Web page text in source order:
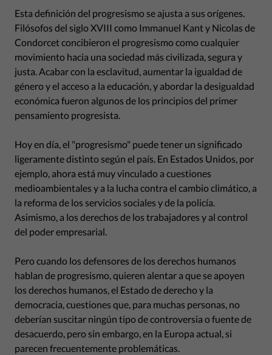
Esta definición del progresismo se ajusta a sus orígenes.
Filósofos del siglo XVIII como Immanuel Kant y Nicolas de
Condorcet concibieron el progresismo como cualquier
movimiento hacia una sociedad más civilizada, segura y
justa. Acabar con la esclavitud, aumentar la igualdad de
género y el acceso a la educación, y abordar la desigualdad
económica fueron algunos de los principios del primer
pensamiento progresista.
Hoy en día, el "progresismo" puede tener un significado
ligeramente distinto según el país. En Estados Unidos, por
ejemplo, ahora está muy vinculado a cuestiones
medioambientales y a la lucha contra el cambio climático, a
la reforma de los servicios sociales y de la policía.
Asimismo, a los derechos de los trabajadores y al control
del poder empresarial.
Pero cuando los defensores de los derechos humanos
hablan de progresismo, quieren alentar a que se apoyen
los derechos humanos, el Estado de derecho y la
democracia, cuestiones que, para muchas personas, no
deberían suscitar ningún tipo de controversia o fuente de
desacuerdo, pero sin embargo, en la Europa actual, si
parecen frecuentemente problemáticas.